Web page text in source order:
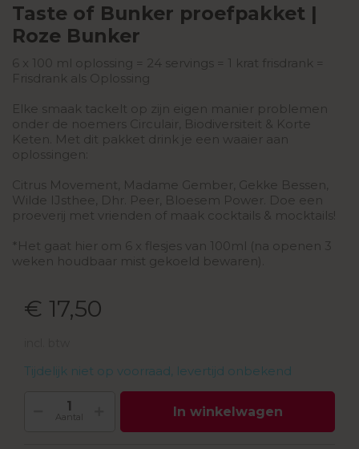
Taste of Bunker proefpakket |
Roze Bunker
6 x 100 ml oplossing = 24 servings = 1 krat frisdrank =
Frisdrank als Oplossing
Elke smaak tackelt op zijn eigen manier problemen
onder de noemers Circulair, Biodiversiteit & Korte
Keten. Met dit pakket drink je een waaier aan
oplossingen:
Citrus Movement, Madame Gember, Gekke Bessen,
Wilde IJsthee, Dhr. Peer, Bloesem Power. Doe een
proeverij met vrienden of maak cocktails & mocktails!
*Het gaat hier om 6 x flesjes van 100ml (na openen 3
weken houdbaar mist gekoeld bewaren).
€ 17,50
Tijdelijk niet op voorraad, levertijd onbekend
Aantal In winkelwagen